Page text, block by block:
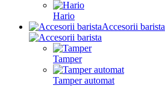
Hario
Accesorii barista
Tamper
Tamper automat